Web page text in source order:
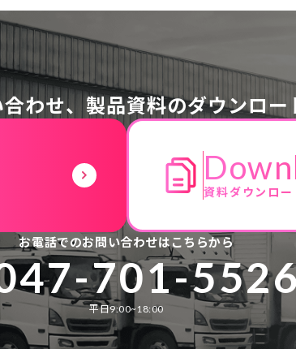
わせ、製品資料のダウンロー
資料ダウンロー
お電話でのお問い合わせはこちらから
701-
平日9:00~18:00